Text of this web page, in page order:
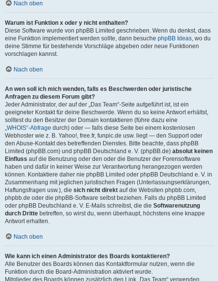
Nach oben
Warum ist Funktion x oder y nicht enthalten?
Diese Software wurde von phpBB Limited geschrieben. Wenn du denkst, dass
eine Funktion implementiert werden sollte, dann besuche phpBB Ideas, wo du
deine Stimme für bestehende Vorschläge abgeben oder neue Funktionen
vorschlagen kannst.
Nach oben
An wen soll ich mich wenden, falls es Beschwerden oder juristische
Anfragen zu diesem Forum gibt?
Jeder Administrator, der auf der „Das Team“-Seite aufgeführt ist, ist ein
geeigneter Kontakt für deine Beschwerde. Wenn du so keine Antwort erhältst,
solltest du den Besitzer der Domain kontaktieren (führe dazu eine
„WHOIS“-Abfrage durch) oder — falls diese Seite bei einem kostenlosen
Webhoster wie z. B. Yahoo!, free.fr, funpic.de usw. liegt — den Support oder
den Abuse-Kontakt des betreffenden Dienstes. Bitte beachte, dass phpBB
Limited (phpBB.com) und phpBB Deutschland e. V. (phpBB.de) absolut keinen
Einfluss auf die Benutzung oder den oder die Benutzer der Forensoftware
haben und dafür in keiner Weise zur Verantwortung herangezogen werden
können. Kontaktiere daher nie phpBB Limited oder phpBB Deutschland e. V. in
Zusammenhang mit jeglichen juristischen Fragen (Unterlassungserklärungen,
Haftungsfragen usw.), die sich nicht direkt auf die Websiten phpbb.com,
phpbb.de oder die phpBB-Software selbst beziehen. Falls du phpBB Limited
oder phpBB Deutschland e. V. E-Mails schreibst, die die Softwarenutzung
durch Dritte betreffen, so wirst du, wenn überhaupt, höchstens eine knappe
Antwort erhalten.
Nach oben
Wie kann ich einen Administrator des Boards kontaktieren?
Alle Benutzer des Boards können das Kontaktformular nutzen, wenn die
Funktion durch die Board-Administration aktiviert wurde.
Mitglieder des Boards können zusätzlich den Link „Das Team“ verwenden.